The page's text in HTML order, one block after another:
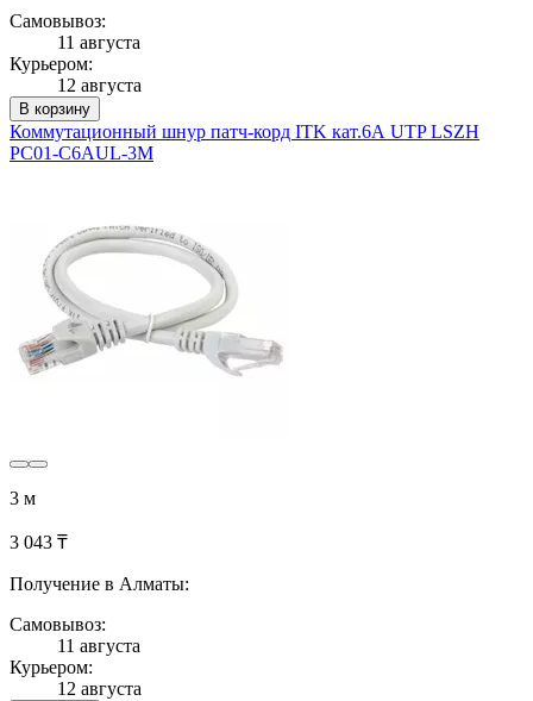
Самовывоз:
11 августа
Курьером:
12 августа
В корзину
Коммутационный шнур патч-корд ITK кат.6А UTP LSZH
PC01-C6AUL-3M
3 м
3 043 ₸
Получение в Алматы:
Самовывоз:
11 августа
Курьером:
12 августа